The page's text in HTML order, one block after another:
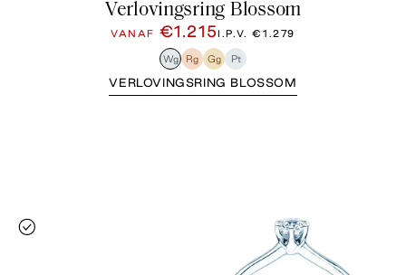
Verlovingsring Blossom
VANAF €1.215I.P.V.€1.279
Wg Rg Gg Pt
VERLOVINGSRING BLOSSOM